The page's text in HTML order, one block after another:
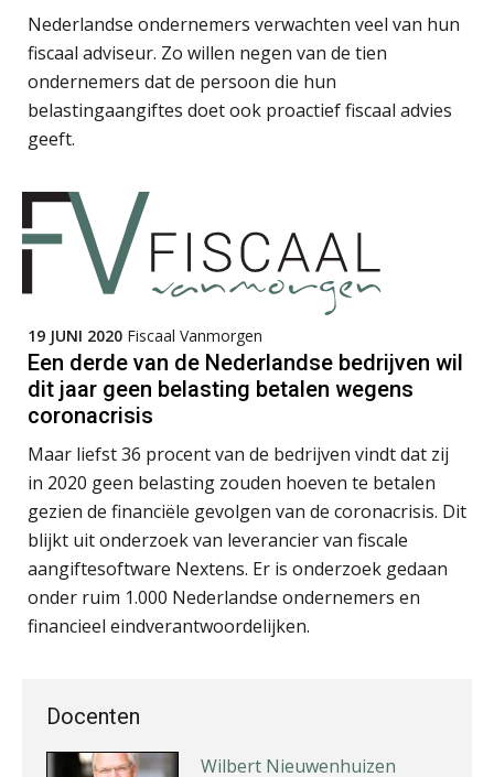
Nederlandse ondernemers verwachten veel van hun
fiscaal adviseur. Zo willen negen van de tien
ondernemers dat de persoon die hun
belastingaangiftes doet ook proactief fiscaal advies
geeft.
19 JUNI 2020 Fiscaal Vanmorgen
Een derde van de Nederlandse bedrijven wil
dit jaar geen belasting betalen wegens
coronacrisis
Maar liefst 36 procent van de bedrijven vindt dat zij
in 2020 geen belasting zouden hoeven te betalen
gezien de financiële gevolgen van de coronacrisis. Dit
blijkt uit onderzoek van leverancier van fiscale
aangiftesoftware Nextens. Er is onderzoek gedaan
onder ruim 1.000 Nederlandse ondernemers en
financieel eindverantwoordelijken.
Docenten
Léon de Jager
Kirsten Roskam
Erik van Toledo